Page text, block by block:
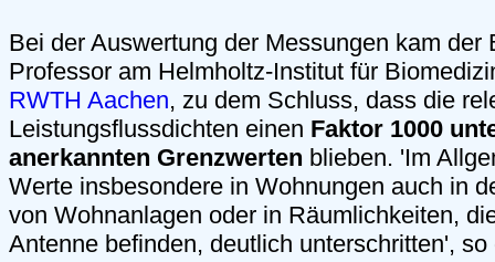
Bei der Auswertung der Messungen kam der
Professor am Helmholtz-Institut für
RWTH Aachen, zu dem Schluss, dass die
Leistungsflussdichten einen Faktor 1000
anerkannten Grenzwerten blieben. 'Im
Werte insbesondere in Wohnungen auch in
von Wohnanlagen oder in Räumlichkeiten,
Antenne befinden, deutlich unterschritten',